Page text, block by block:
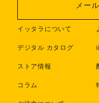
メー
イッタラについて
デジタル カタログ
ストア情報
コラム